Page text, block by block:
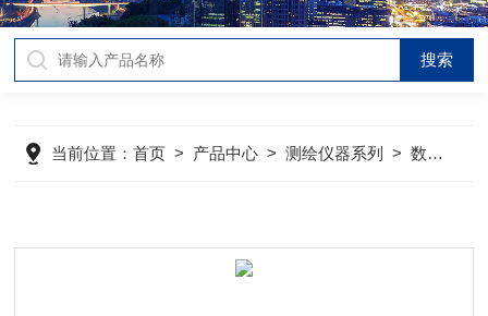
当前位置：首页 > 产品中心 >测绘仪器系列 >数显收敛仪